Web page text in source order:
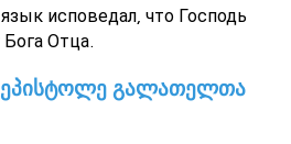
исповедал, что Господь
Отца.
გალათელთა